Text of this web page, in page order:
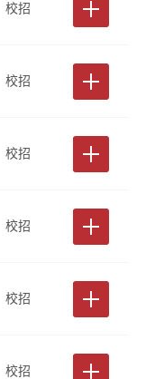
校招
校招
校招
校招
校招
校招